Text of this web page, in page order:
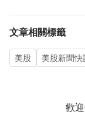
文章相關標籤
美股 美股新聞快
歡